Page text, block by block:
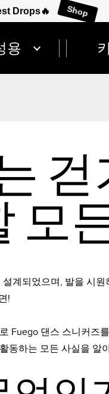
Drops🔥 Shop
용
걷
모
계되었으며, 발을 시
!
Fuego 댄스 스니커즈
동하는 모든 사실을 알